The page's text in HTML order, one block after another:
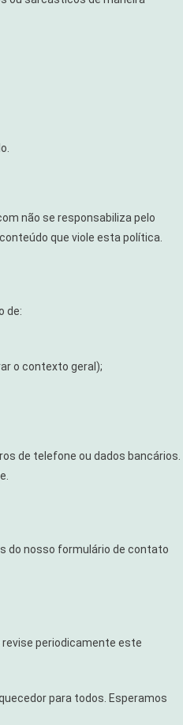
não se responsabiliza pelo
que viole esta política.
de:
o contexto geral);
de telefone ou dados bancários.
do nosso formulário de contato
revise periodicamente este
para todos. Esperamos